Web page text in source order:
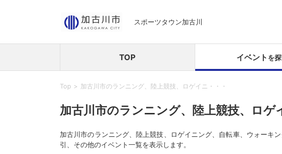
スポーツタウン加古川
TOP イベント を
Top 加古川市のランニング、陸上競技、ロゲイニ・・・
加古川市のランニング、陸上競技、ロ
加古川市のランニング、陸上競技、ロゲイニング、自転車、ウォーキ
引、その他のイベント一覧を表示します。